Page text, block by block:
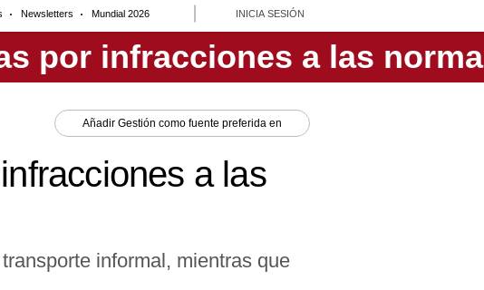
Newsletters Mundial 2026 INICIA SESIÓN
Añadir Gestión como fuente preferida en
a las
informal, mientras que